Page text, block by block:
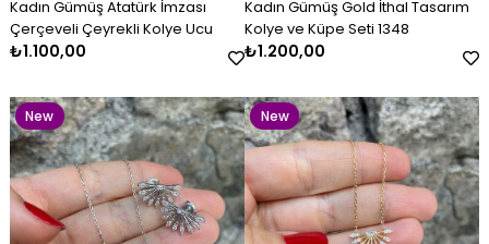
Kadın Gümüş Atatürk İmzası
Çerçeveli Çeyrekli Kolye Ucu
₺1.100,00
Kadın Gümüş Gold İthal Tasarım
Kolye ve Küpe Seti 1348
₺1.200,00
New
Item
New
Item